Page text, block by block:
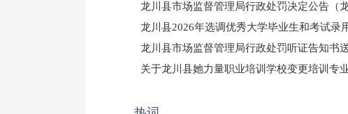
龙川县市场监督管理局行政处罚决定公告（
龙川县2026年选调优秀大学毕业生和考试录
龙川县市场监督管理局行政处罚听证告知书
（龙市监罚送告〔2026〕71号）
关于龙川县她力量职业培训学校变更培训专